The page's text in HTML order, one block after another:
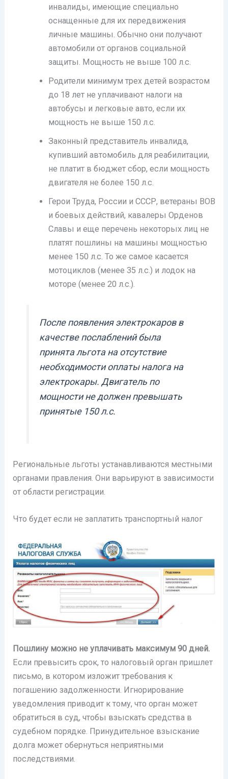
инвалиды, имеющие специально
оснащенные для их передвижения
личные машины. Обычно они получают
автомобили от органов социальной
защиты. Мощность не выше 100 л.с.
Родители минимум трех детей возрастом
до 18 лет не уплачивают налоги на
автобусы и легковые авто, если их
мощность не выше 150 л.с.
Законный представитель инвалида,
купивший автомобиль для реабилитации,
не платит в бюджет сбор, если мощность
двигателя не более 150 л.с.
Герои Труда, России и СССР, ветераны ВОВ
и боевых действий, кавалеры Орденов
Славы и еще перечень некоторых лиц не
платят пошлины на машины мощностью
менее 150 л.с. То же самое касается
мотоциклов (менее 35 л.с.) и лодок на
моторе (менее 20 л.с.).
После появления электрокаров в
качестве послаблений была
принята льгота на отсутствие
необходимости оплаты налога на
электрокары. Двигатель по
мощности не должен превышать
принятые 150 л.с.
Региональные льготы устанавливаются местными
органами правления. Они варьируют в зависимости
от области регистрации.
Что будет если не заплатить транспортный налог
Пошлину можно не уплачивать максимум 90 дней.
Если превысить срок, то налоговый орган пришлет
письмо, в котором изложит требования к
погашению задолженности. Игнорирование
уведомления приводит к тому, что орган может
обратиться в суд, чтобы взыскать средства в
судебном порядке. Принудительное взыскание
долга может обернуться неприятными
последствиями.